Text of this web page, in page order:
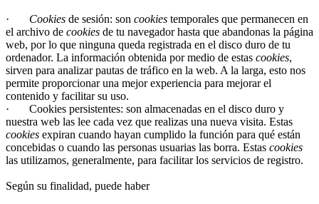
· Cookies de sesión: son cookies temporales que permanecen en
el archivo de cookies de tu navegador hasta que abandonas la página
web, por lo que ninguna queda registrada en el disco duro de tu
ordenador. La información obtenida por medio de estas cookies,
sirven para analizar pautas de tráfico en la web. A la larga, esto nos
permite proporcionar una mejor experiencia para mejorar el
contenido y facilitar su uso.
· Cookies persistentes: son almacenadas en el disco duro y
nuestra web las lee cada vez que realizas una nueva visita. Estas
cookies expiran cuando hayan cumplido la función para qué están
concebidas o cuando las personas usuarias las borra. Estas cookies
las utilizamos, generalmente, para facilitar los servicios de registro.
Según su finalidad, puede haber